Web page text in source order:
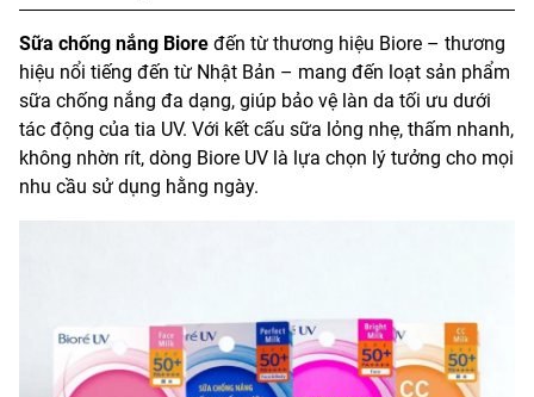
Sữa chống nắng Biore đến từ thương hiệu Biore – thương
hiệu nổi tiếng đến từ Nhật Bản – mang đến loạt sản phẩm
sữa chống nắng đa dạng, giúp bảo vệ làn da tối ưu dưới
tác động của tia UV. Với kết cấu sữa lỏng nhẹ, thấm nhanh,
không nhờn rít, dòng Biore UV là lựa chọn lý tưởng cho mọi
nhu cầu sử dụng hằng ngày.